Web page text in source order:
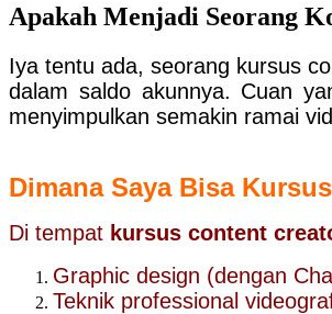
Apakah Menjadi Seorang
Iya tentu ada, seorang kursus
dalam saldo akunnya. Cuan
menyimpulkan semakin ramai
Dimana Saya Bisa
Di tempat kursus content
Graphic design (dengan
Teknik professional